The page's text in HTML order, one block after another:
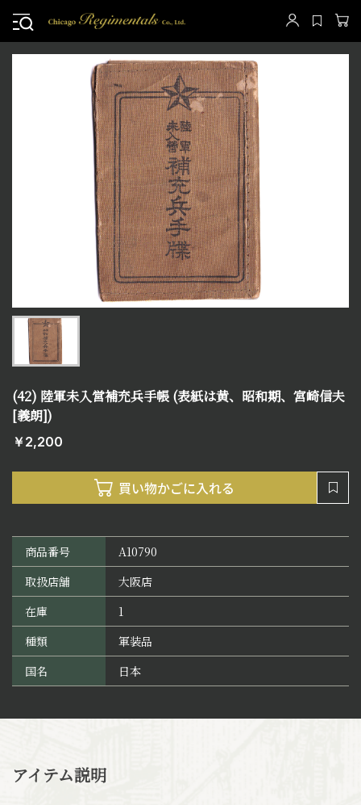
(42) 陸軍未入営補充兵手帳 (表紙は黄、昭和期、宮崎信夫
[義朗])
￥2,200
商品番号
A10790
取扱店舗
大阪店
在庫
1
種類
軍装品
国名
日本
アイテム説明